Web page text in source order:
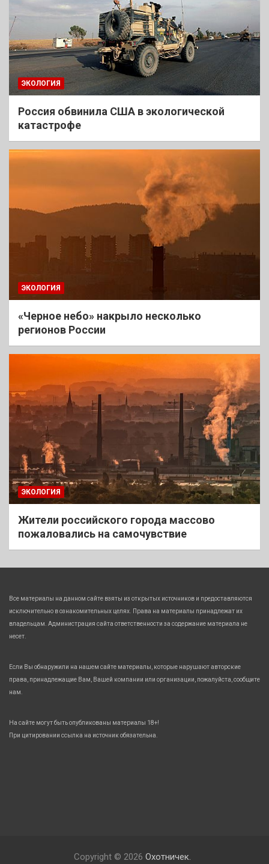
ЭКОЛОГИЯ
Россия обвинила США в экологической
катастрофе
ЭКОЛОГИЯ
«Черное небо» накрыло несколько
регионов России
ЭКОЛОГИЯ
Жители российского города массово
пожаловались на самочувствие
Все материалы на данном сайте взяты из открытых источников и предоставляются
исключительно в ознакомительных целях. Права на материалы принадлежат их
владельцам. Администрация сайта ответственности за содержание материала не
несет.
Если Вы обнаружили на нашем сайте материалы, которые нарушают авторские
права, принадлежащие Вам, Вашей компании или организации, пожалуйста, сообщите
нам.
На сайте могут быть опубликованы материалы 18+!
При цитировании ссылка на источник обязательна.
Copyright © 2026 Охотничек.